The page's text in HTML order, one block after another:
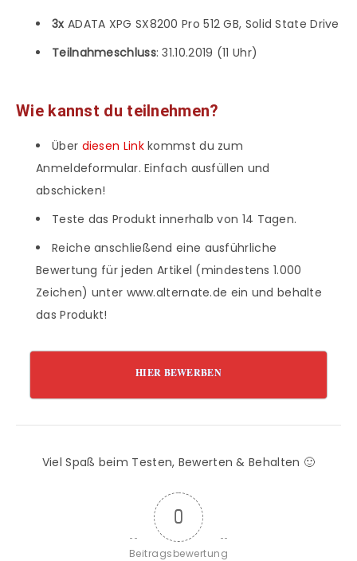
3x ADATA XPG SX8200 Pro 512 GB, Solid State Drive
Teilnahmeschluss: 31.10.2019 (11 Uhr)
Wie kannst du teilnehmen?
Über diesen Linkkommst du zum
Anmeldeformular. Einfach ausfüllen und
abschicken!
Teste das Produkt innerhalb von 14 Tagen.
Reiche anschließend eine ausführliche
Bewertung für jeden Artikel (mindestens 1.000
Zeichen) unter www.alternate.de ein und behalte
das Produkt!
HIER BEWERBEN
Viel Spaß beim Testen, Bewerten & Behalten 🙂
0
Beitragsbewertung